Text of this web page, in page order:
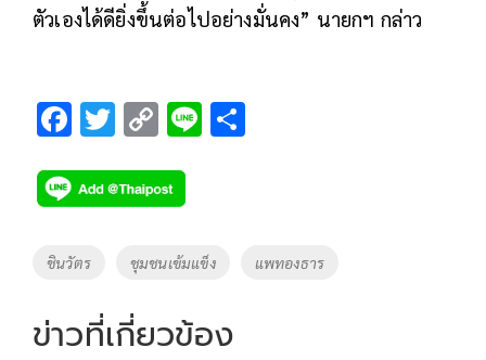
ตัวเองได้ดียิ่งขึ้นต่อไปอย่างมั่นคง” นายกฯ กล่าว
F
e
b
o
k
T
tt
er
C
p
y
Li
k
Li
Tags
ชินวัตร ชุมชนเข้มแข็ง แพทองธาร
ข่าวที่เกี่ยวข้อง